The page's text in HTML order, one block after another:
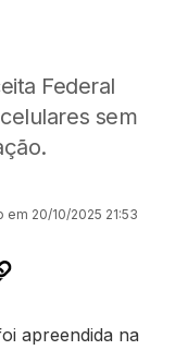
Federal
sem
20/10/2025 21:53
apreendida na